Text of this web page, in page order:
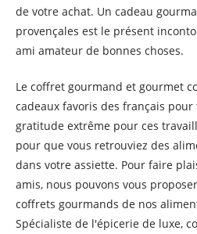
de votre achat. Un cadeau
provençales est le présent
ami amateur de bonnes choses.
Le coffret gourmand et gourmet
cadeaux favoris des français pour
gratitude extrême pour ces
pour que vous retrouviez des
dans votre assiette. Pour faire
amis, nous pouvons vous
coffrets gourmands de nos
Spécialiste de l'épicerie de luxe,